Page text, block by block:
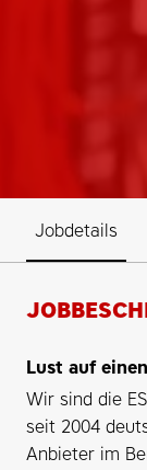
Jobdetails
Lust auf
Wir sind die
seit 2004
Anbieter im